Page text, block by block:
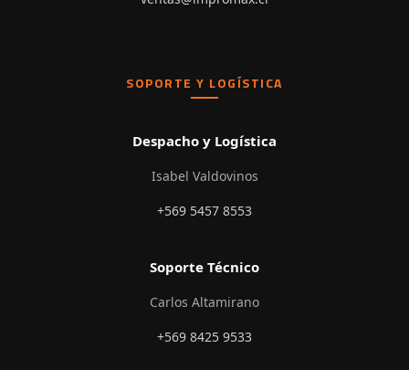
SOPORTE Y LOGÍSTICA
Despacho y Logística
Isabel Valdovinos
+569 5457 8553
Soporte Técnico
Carlos Altamirano
+569 8425 9533